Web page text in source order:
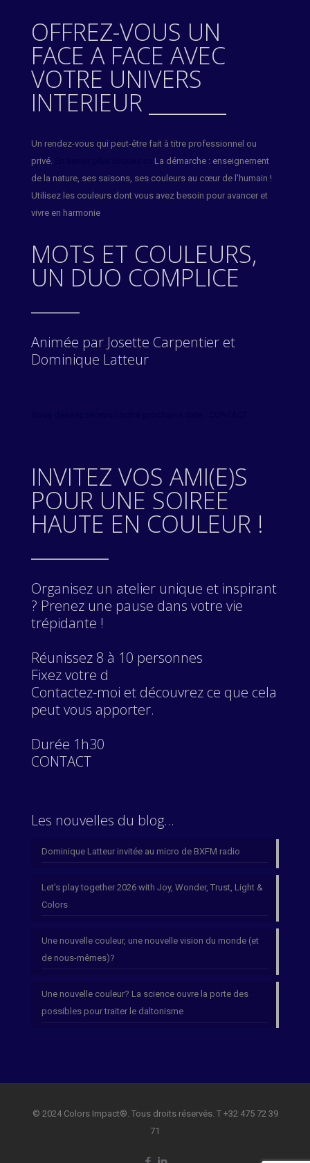
OFFREZ-VOUS UN
FACE A FACE AVEC
VOTRE UNIVERS
INTERIEUR ________
Un rendez-vous qui peut-être fait à titre professionnel ou
privé.
La démarche : enseignement
de la nature, ses saisons, ses couleurs au cœur de l'humain !
Utilisez les couleurs dont vous avez besoin pour avancer et
vivre en harmonie
MOTS ET COULEURS,
UN DUO COMPLICE
Animée par Josette Carpentier et
Dominique Latteur
INVITEZ VOS AMI(E)S
POUR UNE SOIREE
HAUTE EN COULEUR !
Organisez un atelier unique et inspirant
? Prenez une pause dans votre vie
trépidante !
Réunissez 8 à 10 personnes
Fixez votre d
Contactez-moi et découvrez ce que cela
peut vous apporter.
Durée 1h30
CONTACT
Les nouvelles du blog…
Dominique Latteur invitée au micro de BXFM radio
Let’s play together 2026 with Joy, Wonder, Trust, Light &
Colors
Une nouvelle couleur, une nouvelle vision du monde (et
de nous-mêmes)?
Une nouvelle couleur? La science ouvre la porte des
possibles pour traiter le daltonisme
© 2024 Colors Impact®. Tous droits réservés. T +32 475 72 39
71